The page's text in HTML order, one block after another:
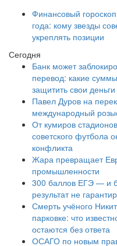
Финансовый
года: кому звезды
укреплять позиции
Сегодня
Банк может
перевод: какие
защитить свои деньги
Павел Дуров на
международный
От кумиров
советского футбола
конфликта
Жара превращает
промышленности
300 баллов ЕГЭ — и
результат не
Смерть учёного
парковке: что
остаются без ответа
ОСАГО по новым